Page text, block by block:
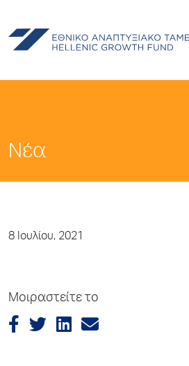
Νέα
8 Ιουλίου, 2021
Μοιραστείτε το